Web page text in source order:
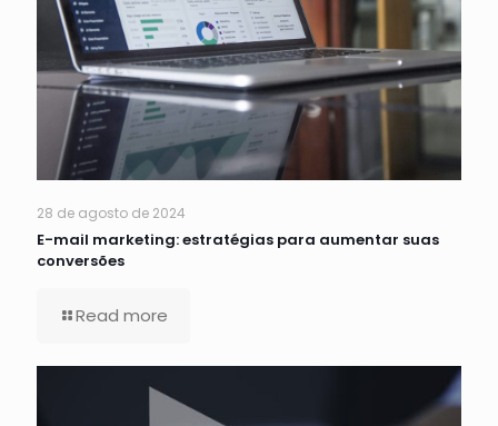
28 de agosto de 2024
E-mail marketing: estratégias para aumentar suas
conversões
Read more